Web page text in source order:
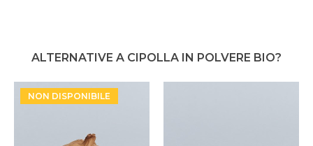
ALTERNATIVE A CIPOLLA IN POLVERE BIO?
NON DISPONIBILE